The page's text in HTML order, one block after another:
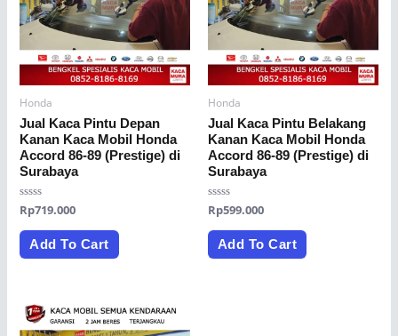
Honda
Jual Kaca Pintu Depan
Kanan Kaca Mobil Honda
Accord 86-89 (Prestige) di
Surabaya
Rated
0
out
Rp719.000
Add To Cart
Honda
Jual Kaca Pintu Belakang
Kanan Kaca Mobil Honda
Accord 86-89 (Prestige) di
Surabaya
Rated
0
out
Rp599.000
Add To Cart